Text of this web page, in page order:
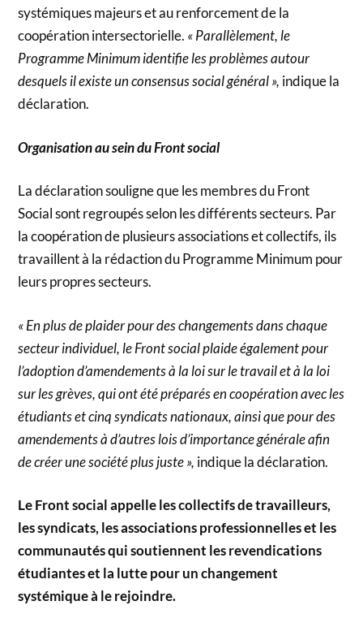
systémiques majeurs et au renforcement de la
coopération intersectorielle. « Parallèlement, le
Programme Minimum identifie les problèmes autour
desquels il existe un consensus social général », indique la
déclaration.
Organisation au sein du Front social
La déclaration souligne que les membres du Front
Social sont regroupés selon les différents secteurs. Par
la coopération de plusieurs associations et collectifs, ils
travaillent à la rédaction du Programme Minimum pour
leurs propres secteurs.
« En plus de plaider pour des changements dans chaque
secteur individuel, le Front social plaide également pour
l’adoption d’amendements à la loi sur le travail et à la loi
sur les grèves, qui ont été préparés en coopération avec les
étudiants et cinq syndicats nationaux, ainsi que pour des
amendements à d’autres lois d’importance générale afin
de créer une société plus juste », indique la déclaration.
Le Front social appelle les collectifs de travailleurs,
les syndicats, les associations professionnelles et les
communautés qui soutiennent les revendications
étudiantes et la lutte pour un changement
systémique à le rejoindre.